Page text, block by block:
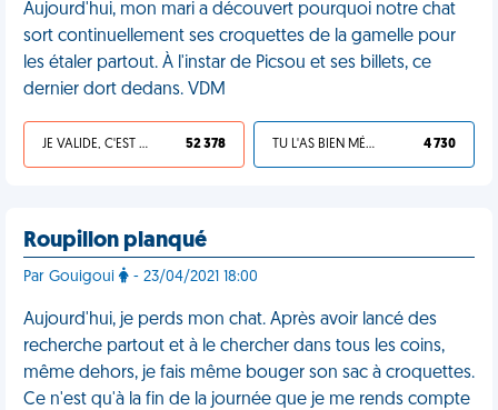
Aujourd'hui, mon mari a découvert pourquoi notre chat
sort continuellement ses croquettes de la gamelle pour
les étaler partout. À l'instar de Picsou et ses billets, ce
dernier dort dedans. VDM
JE VALIDE, C'EST UNE VDM 52 378 TU L'AS BIEN MÉRITÉ 4 730
Roupillon planqué
Par Gouigoui - 23/04/2021 18:00
Aujourd'hui, je perds mon chat. Après avoir lancé des
recherche partout et à le chercher dans tous les coins,
même dehors, je fais même bouger son sac à croquettes.
Ce n'est qu'à la fin de la journée que je me rends compte